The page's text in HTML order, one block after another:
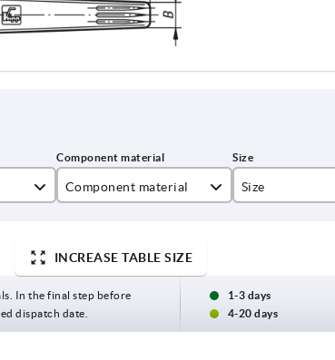
Component material Size
INCREASE TABLE SIZE
In the final step before
dispatch date.
1-3 days
4-20 days